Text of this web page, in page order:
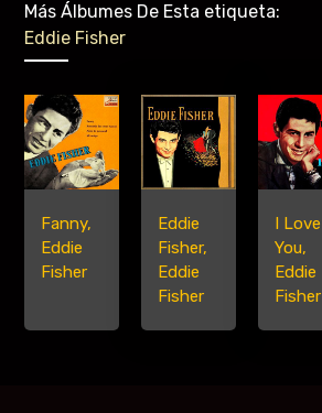
Más Álbumes De Esta etiqueta:
Eddie Fisher
Fanny,
Eddie
Fisher
Eddie
Fisher,
Eddie
Fisher
I Love
You,
Eddie
Fisher